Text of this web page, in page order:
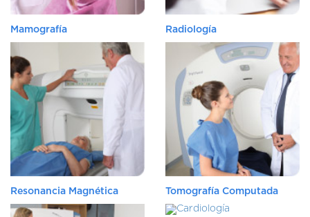
ONLINE
Mamografía Radiología
Resonancia Magnética Tomografía Computada